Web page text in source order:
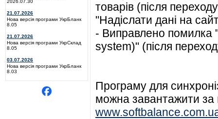
2026.07.30
21.07.2026
Нова версія програми УкрБланк
8.05
21.07.2026
Нова версія програми УкрСклад
8.05
03.07.2026
Нова версія програми УкрБланк
8.03
товарів (після
"Надіслати дані на
- Виправлено помилка
system)" (після
Програму для
можна завантажити